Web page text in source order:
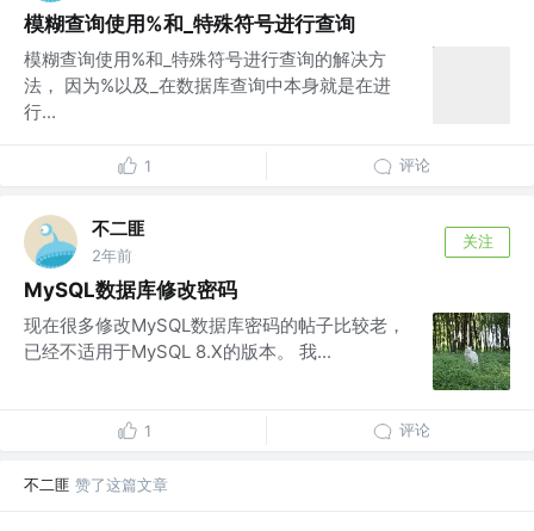
模糊查询使用%和_特殊符号进行查询
模糊查询使用%和_特殊符号进行查询的解决方
法， 因为%以及_在数据库查询中本身就是在进
行...
1 评论
不二匪
2年前
关注
MySQL数据库修改密码
现在很多修改MySQL数据库密码的帖子比较老，
已经不适用于MySQL 8.X的版本。 我...
1 评论
不二匪 赞了这篇文章